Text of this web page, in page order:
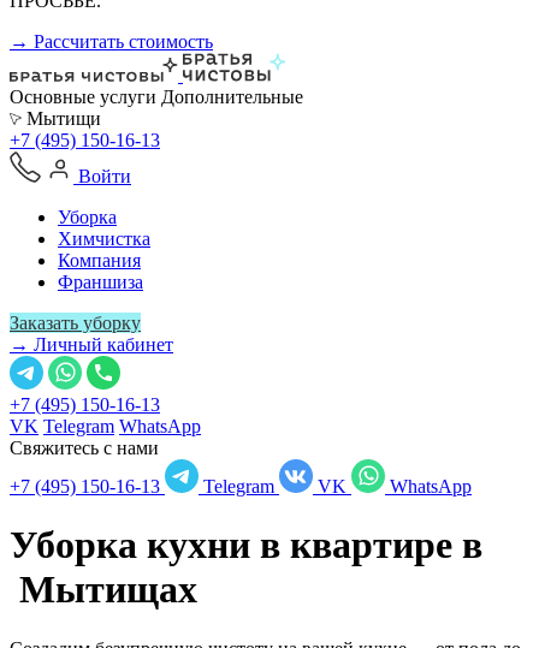
→ Рассчитать стоимость
Основные услуги Дополнительные
Мытищи
+7 (495) 150-16-13
Войти
Уборка
Химчистка
Компания
Франшиза
Заказать уборку
→ Личный кабинет
+7 (495) 150-16-13
VK Telegram WhatsApp
Свяжитесь с нами
+7 (495) 150-16-13
Telegram VK WhatsApp
Уборка кухни в квартире в
Мытищах